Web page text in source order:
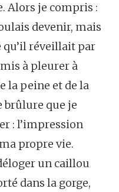
Alors je compris :
devenir, mais
réveillait par
à pleurer à
la peine et de la
brûlure que je
: l’impression
propre vie.
un caillou
dans la gorge,